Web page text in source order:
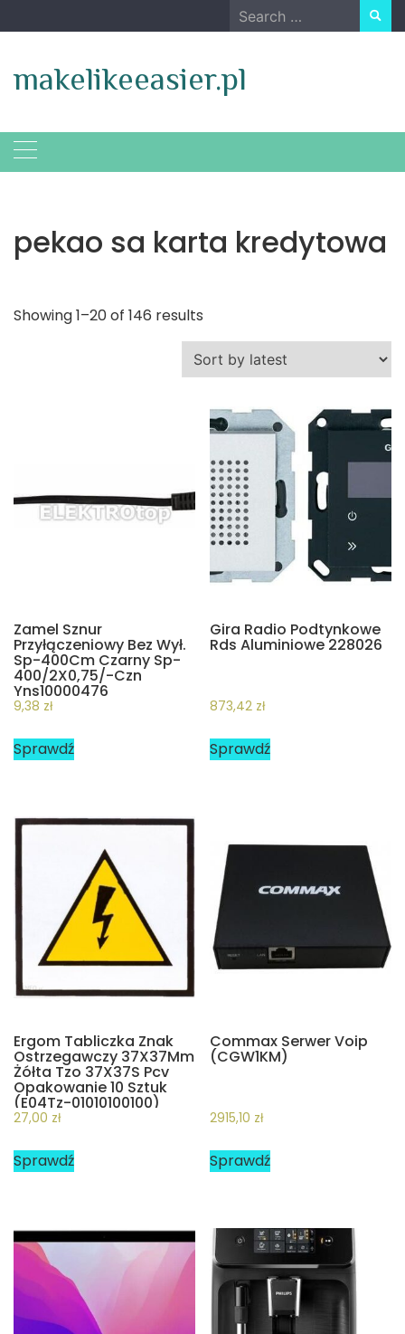
to
Search
for:
makelikeeasier.pl
pekao sa karta kredytowa
Showing 1–20 of 146 results
Zamel Sznur
Przyłączeniowy Bez Wył.
Sp-400Cm Czarny Sp-
400/2X0,75/-Czn
Yns10000476
9,38 zł
Sprawdź
Gira Radio Podtynkowe
Rds Aluminiowe 228026
873,42 zł
Sprawdź
Ergom Tabliczka Znak
Ostrzegawczy 37X37Mm
Żółta Tzo 37X37S Pcv
Opakowanie 10 Sztuk
(E04Tz-01010100100)
27,00 zł
Sprawdź
Commax Serwer Voip
(CGW1KM)
2915,10 zł
Sprawdź